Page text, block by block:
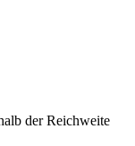
der Reichweite